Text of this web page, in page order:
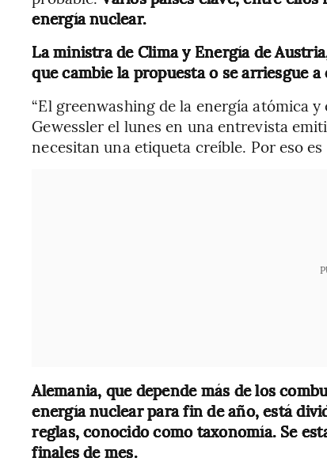
energía nuclear.
La ministra de Clima y Energía de
que cambie la propuesta o se arriesgue
“El greenwashing de la energía atómica
Gewessler el lunes en una entrevista
necesitan una etiqueta creíble. Por eso
Alemania, que depende más de los
energía nuclear para fin de año, está
reglas, conocido como taxonomía. Se
finales de mes.